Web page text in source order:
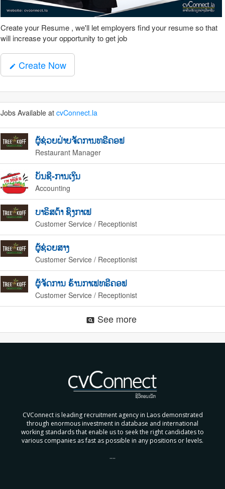
Create your Resume , we'll let employers find your resume so that
will increase your opportunity to get job
mode_edit Create Now
Jobs Available at cvConnect.la
ຜູ້ຊ່ວຍຝ່າຍຈັດການທຣີຄອຟ
Restaurant Manager
ບັນຊີ-ການເງິນ
Accounting
ບາຣິສຕ້າ ຊົງກາເຟ
Customer Service / Receptionist
ຜູ້ຊ່ວຍສາງ
Customer Service / Receptionist
ຜູ້ຈັດການ ຮ້ານກາເຟທຣີຄອຟ
Customer Service / Receptionist
pageview See more
CVConnect is leading recruitment agency in Laos demonstrated
through enormous investment in database and international
working standards that enable us to seek the right candidates to
various companies as fast as possible in any positions or levels.
....